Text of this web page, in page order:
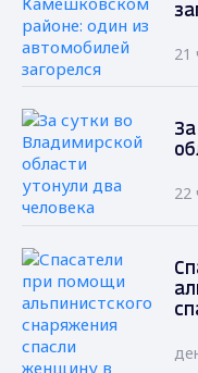
21
22